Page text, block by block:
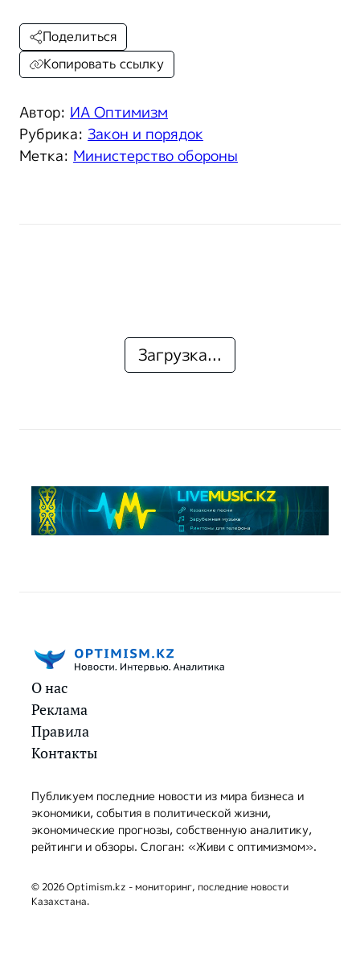
Автор: ИА Оптимизм
Рубрика: Закон и порядок
Метка: Министерство обороны
Поделиться
Копировать ссылку
Загрузка...
О нас
Реклама
Правила
Контакты
Публикуем последние новости из мира бизнеса и
экономики, события в политической жизни,
экономические прогнозы, собственную аналитику,
рейтинги и обзоры. Слоган: «Живи с оптимизмом».
© 2026 Optimism.kz - мониторинг, последние новости
Казахстана.